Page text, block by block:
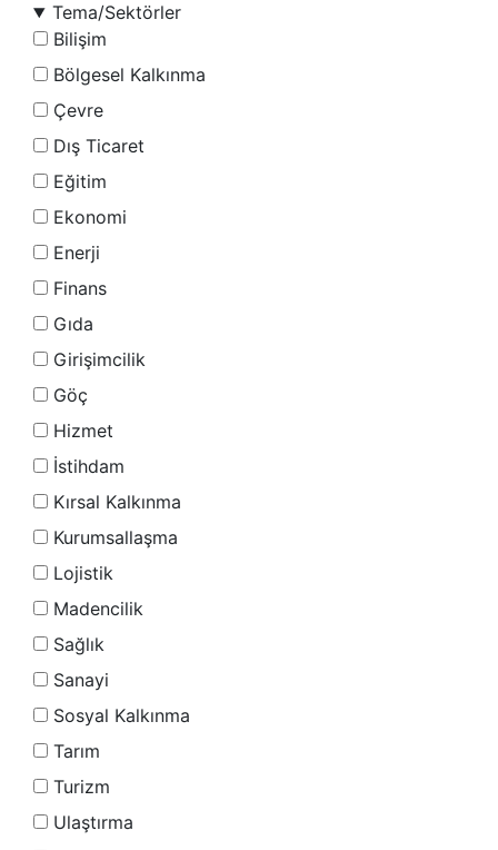
Tema/Sektörler
Bilişim
Bölgesel Kalkınma
Çevre
Dış Ticaret
Eğitim
Ekonomi
Enerji
Finans
Gıda
Girişimcilik
Göç
Hizmet
İstihdam
Kırsal Kalkınma
Kurumsallaşma
Lojistik
Madencilik
Sağlık
Sanayi
Sosyal Kalkınma
Tarım
Turizm
Ulaştırma